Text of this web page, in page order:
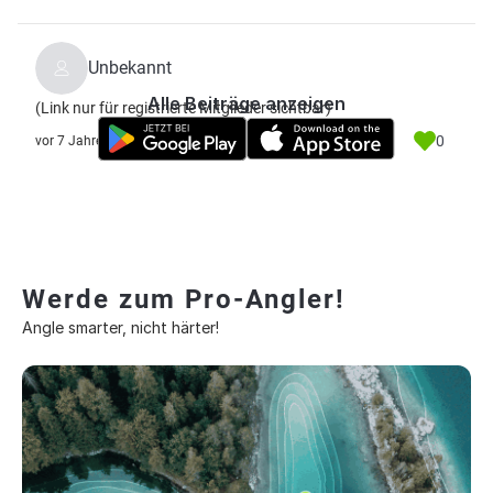
Unbekannt
(Link nur für registrierte Mitglieder sichtbar)
vor 7 Jahre 0
Alle Beiträge anzeigen
Werde zum Pro-Angler!
Angle smarter, nicht härter!